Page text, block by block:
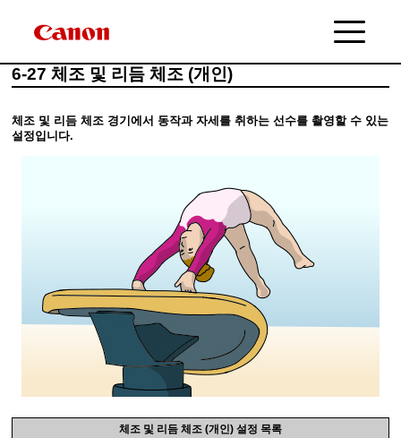
6-27 체조 및 리듬 체조 (개인)
체조 및 리듬 체조 경기에서 동작과 자세를 취하는 선수를 촬영할 수 있는
설정입니다.
체조 및 리듬 체조 (개인) 설정 목록